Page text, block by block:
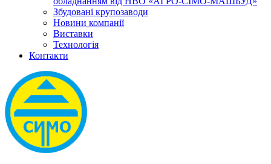
Збудовані крупозаводи
Новини компанії
Виставки
Технологія
Контакти